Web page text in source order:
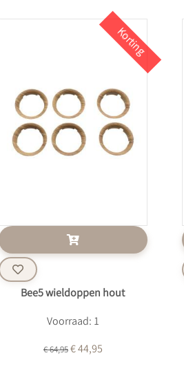
Korting
Bee5 wieldoppen hout
Voorraad: 1
€ 64,95€ 44,95